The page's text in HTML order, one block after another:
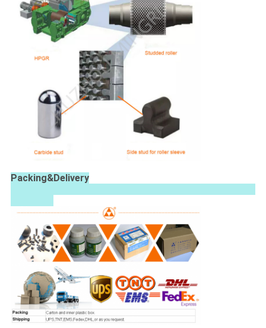
Packing&Delivery